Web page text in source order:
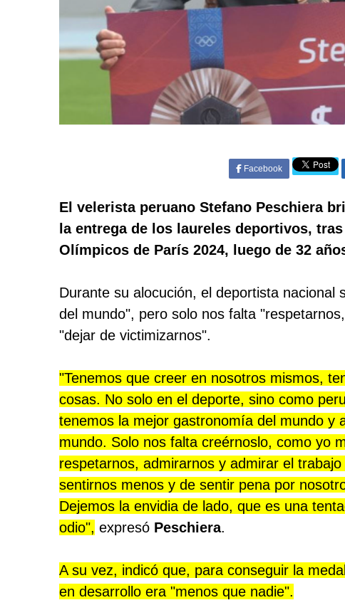
Facebook
El velerista peruano Stefano Peschiera
la entrega de los laureles deportivos,
Olímpicos de París 2024, luego de 32
Durante su alocución, el deportista
del mundo", pero solo nos falta
"dejar de victimizarnos".
"Tenemos que creer en nosotros mismos,
cosas. No solo en el deporte, sino como
tenemos la mejor gastronomía del mundo y
mundo. Solo nos falta creérnoslo, como yo
respetarnos, admirarnos y admirar el
sentirnos menos y de sentir pena por
Dejemos la envidia de lado, que es una
odio", expresó Peschiera.
A su vez, indicó que, para conseguir la
en desarrollo era "menos que nadie".